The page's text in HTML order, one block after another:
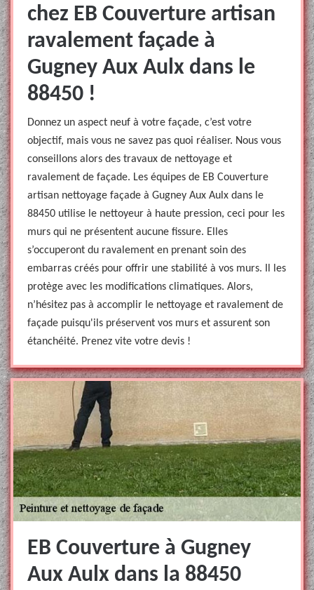
chez EB Couverture artisan
ravalement façade à
Gugney Aux Aulx dans le
88450 !
Donnez un aspect neuf à votre façade, c’est votre
objectif, mais vous ne savez pas quoi réaliser. Nous vous
conseillons alors des travaux de nettoyage et
ravalement de façade. Les équipes de EB Couverture
artisan nettoyage façade à Gugney Aux Aulx dans le
88450 utilise le nettoyeur à haute pression, ceci pour les
murs qui ne présentent aucune fissure. Elles
s’occuperont du ravalement en prenant soin des
embarras créés pour offrir une stabilité à vos murs. Il les
protège avec les modifications climatiques. Alors,
n’hésitez pas à accomplir le nettoyage et ravalement de
façade puisqu'ils préservent vos murs et assurent son
étanchéité. Prenez vite votre devis !
EB Couverture à Gugney
Aux Aulx dans la 88450